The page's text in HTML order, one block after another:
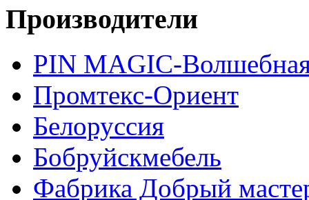
Производители
PIN MAGIС-
Промтекс-Ориент
Белоруссия
Бобруйскмебель
Фабрика Добрый